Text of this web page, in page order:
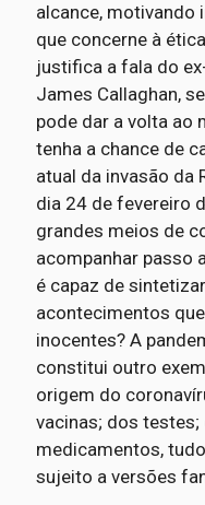
alcance, motivando
que concerne à
justifica a fala do
James Callaghan,
pode dar a volta ao
tenha a chance de
atual da invasão da
dia 24 de fevereiro
grandes meios de
acompanhar passo
é capaz de
acontecimentos
inocentes? A
constitui outro
origem do
vacinas; dos
medicamentos,
sujeito a versões